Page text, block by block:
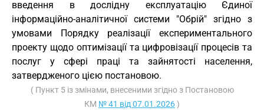
введення в дослідну експлуатацію Єдиної
інформаційно-аналітичної системи "Обрій" згідно з
умовами Порядку реалізації експериментального
проекту щодо оптимізації та цифровізації процесів та
послуг у сфері праці та зайнятості населення,
затвердженого цією постановою.
( Пункт 5 із змінами, внесеними згідно з Постановою
КМ № 41 від 07.01.2026)